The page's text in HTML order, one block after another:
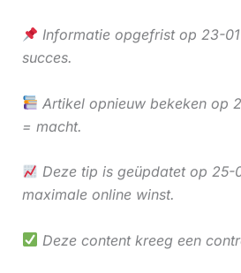
Informatie opgefrist op 23-
succes.
Artikel opnieuw bekeken op
= macht.
Deze tip is geüpdatet op 25-
maximale online winst.
Deze content kreeg een